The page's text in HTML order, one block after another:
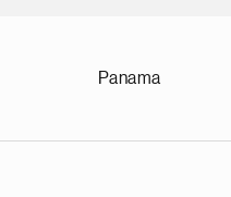
Panama